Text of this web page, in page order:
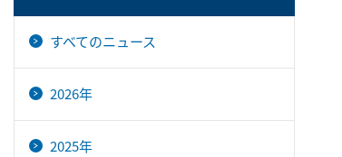
すべてのニュース
2026年
2025年